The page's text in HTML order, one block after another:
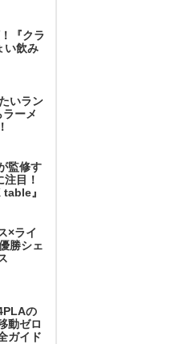
『クラ
い飲み
いラン
ーメ
監修す
目！
』
×ライ
勝シェ
の
動ゼロ
ガイド